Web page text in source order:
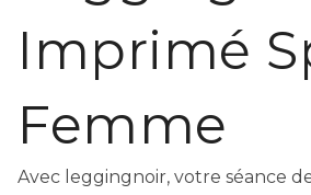
Imprimé
Femme
Avec leggingnoir, votre séance